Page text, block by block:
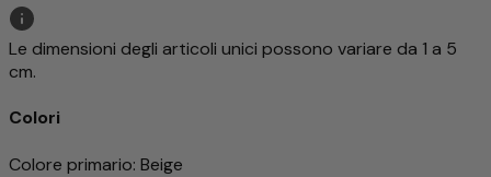
Le dimensioni degli articoli unici possono variare da 1 a 5
cm.
Colori
Colore primario: Beige